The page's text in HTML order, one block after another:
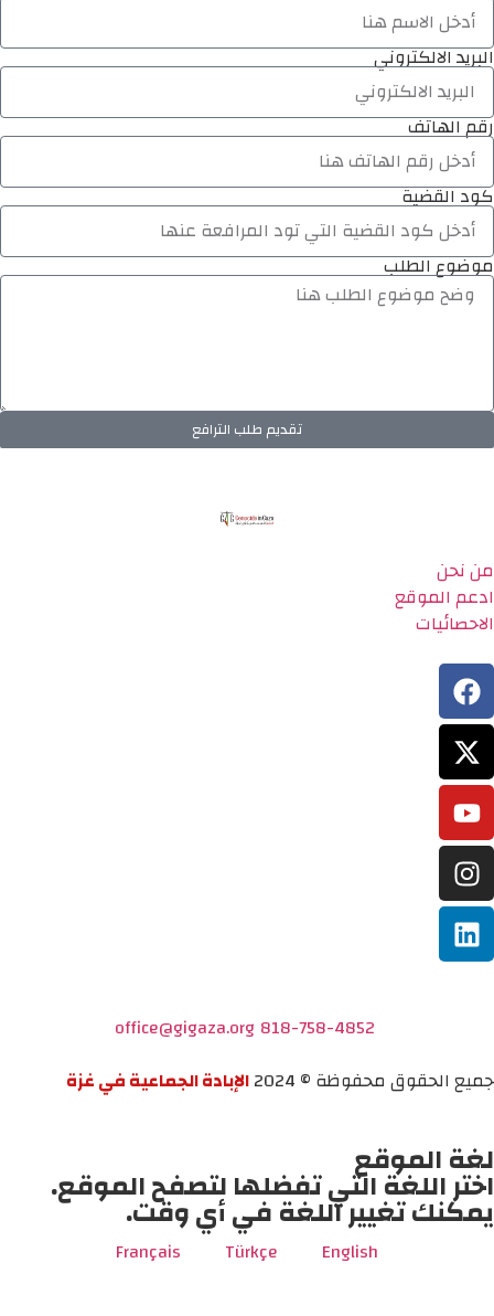
البريد الالكتروني
رقم الهاتف
كود القضية
موضوع الطلب
تقديم طلب الترافع
من نحن
ادعم الموقع
الاحصائيات
818-758-4852
office@gigaza.org
جميع الحقوق محفوظة © 2024
الإبادة الجماعية في غزة
لغة الموقع
اختر اللغة التي تفضلها لتصفح الموقع.
يمكنك تغيير اللغة في أي وقت.
English
Türkçe
Français